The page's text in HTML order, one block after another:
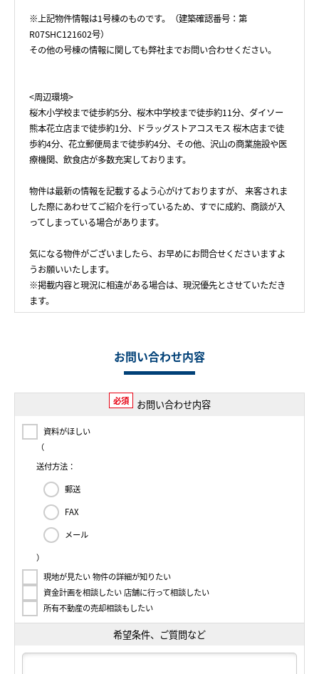
※上記物件情報は1号棟のものです。（建築確認番号：第
R07SHC121602号）
その他の号棟の情報に関しても弊社までお問い合わせください。
<周辺環境>
桜木小学校まで徒歩約5分、桜木中学校まで徒歩約11分、ダイソー
熊本花立店まで徒歩約1分、ドラッグストアコスモス 桜木店まで徒
歩約4分、花立郵便局まで徒歩約4分、その他、沢山の商業施設や医
療機関、飲食店が多数充実しております。
物件は最新の情報を記載するよう心がけておりますが、 来客されま
した際にあわせてご紹介を行っているため、すでに成約、商談が入
ってしまっている場合があります。
気になる物件がございましたら、お早めにお問合せくださいますよ
うお願いいたします。
※掲載内容と現況に相違がある場合は、現況優先とさせていただき
ます。
お問い合わせ内容
必須 お問い合わせ内容
資料がほしい
（
送付方法：
郵送
FAX
メール
）
現地が見たい 物件の詳細が知りたい
資金計画を相談したい 店舗に行って相談したい
所有不動産の売却相談もしたい
希望条件、ご質問など